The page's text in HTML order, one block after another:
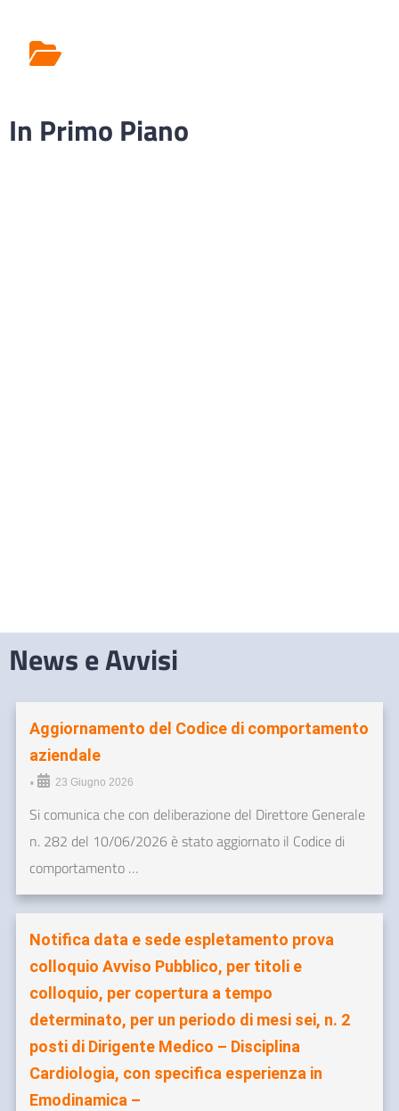
In Primo Piano
News e Avvisi
Aggiornamento del Codice di comportamento
aziendale
• 23 Giugno 2026
Si comunica che con deliberazione del Direttore Generale
n. 282 del 10/06/2026 è stato aggiornato il Codice di
comportamento …
Notifica data e sede espletamento prova
colloquio Avviso Pubblico, per titoli e
colloquio, per copertura a tempo
determinato, per un periodo di mesi sei, n. 2
posti di Dirigente Medico – Disciplina
Cardiologia, con specifica esperienza in
Emodinamica –